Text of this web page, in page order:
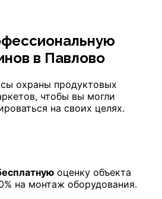
в Павлово
охраны продуктовых
чтобы вы могли
на своих целях.
оценку объекта
на монтаж оборудования.